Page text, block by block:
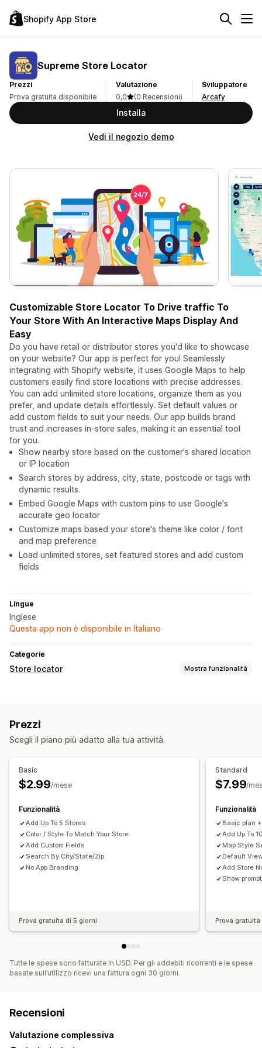
Shopify App Store
Supreme Store Locator
Prezzi
Prova gratuita disponibile
Valutazione
0,0
(0 Recensioni)
Sviluppatore
Arcafy
Installa
Vedi il negozio demo
Customizable Store Locator To Drive traffic To
Your Store With An Interactive Maps Display And
Easy
Do you have retail or distributor stores you'd like to showcase
on your website? Our app is perfect for you! Seamlessly
integrating with Shopify website, it uses Google Maps to help
customers easily find store locations with precise addresses.
You can add unlimited store locations, organize them as you
prefer, and update details effortlessly. Set default values or
add custom fields to suit your needs. Our app builds brand
trust and increases in-store sales, making it an essential tool
for you.
Show nearby store based on the customer's shared location
or IP location
Search stores by address, city, state, postcode or tags with
dynamic results.
Embed Google Maps with custom pins to use Google's
accurate geo locator
Customize maps based your store's theme like color / font
and map preference
Load unlimited stores, set featured stores and add custom
fields
Lingue
Inglese
Questa app non è disponibile in Italiano
Categorie
Store locator Mostra funzionalità
Orario di lavoro
CSS personalizzato Campi personalizzati
Ricerca per ubicazione
Ricerca per nome del negozio
Prezzi
Scegli il piano più adatto alla tua attività.
Basic
$2.99/mese
Funzionalità
Add Up To 5 Stores
Color / Style To Match Your Store
Add Custom Fields
Search By City/State/Zip
No App Branding
Prova gratuita di 5 giorni
Standard
$7.99/
Funzionalità
Basic plan +
Add Up To
Map Style
Default
Add Store
Show
Prova
Tutte le spese sono fatturate in USD. Per gli addebiti ricorrenti e le spese
basate sull’utilizzo ricevi una fattura ogni 30 giorni.
Recensioni
Valutazione complessiva